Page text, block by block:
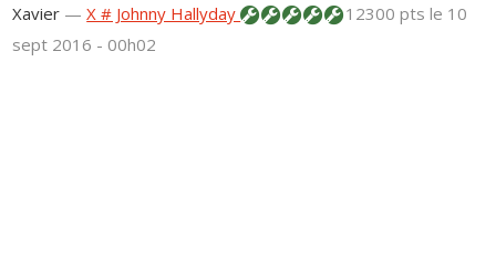
Xavier —X # Johnny Hallyday 12300 ptsle 10
sept 2016 - 00h02